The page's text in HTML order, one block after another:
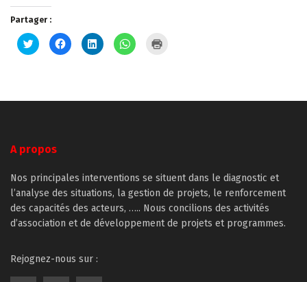
Partager :
Cliquez
pour
partager
nouvelle
Cliquez
pour
partager
nouvelle
Cliquez
pour
partager
nouvelle
Cliquez
pour
nouvelle
A propos
Nos principales interventions se situent dans le diagnostic et
l’analyse des situations, la gestion de projets, le renforcement
des capacités des acteurs, ….. Nous concilions des activités
d’association et de développement de projets et programmes.
Rejognez-nous sur :